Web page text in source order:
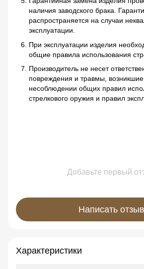
наличия заводского брака.
распространяется на случаи
эксплуатации.
При эксплуатации изделия
общие правила использования
Производитель не несет
повреждения и травмы,
несоблюдении общих правил
стрелкового оружия и правил
Добавьте первый
Написать отзыв
Характеристики